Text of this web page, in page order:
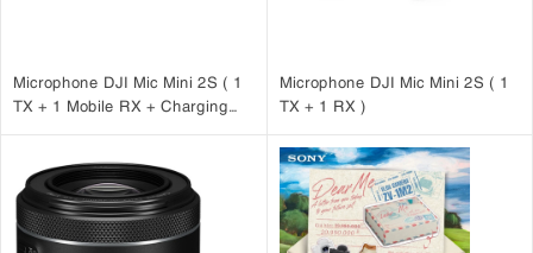
Microphone DJI Mic Mini 2S ( 1
TX + 1 Mobile RX + Charging
Microphone DJI Mic Mini 2S ( 1
TX + 1 RX )